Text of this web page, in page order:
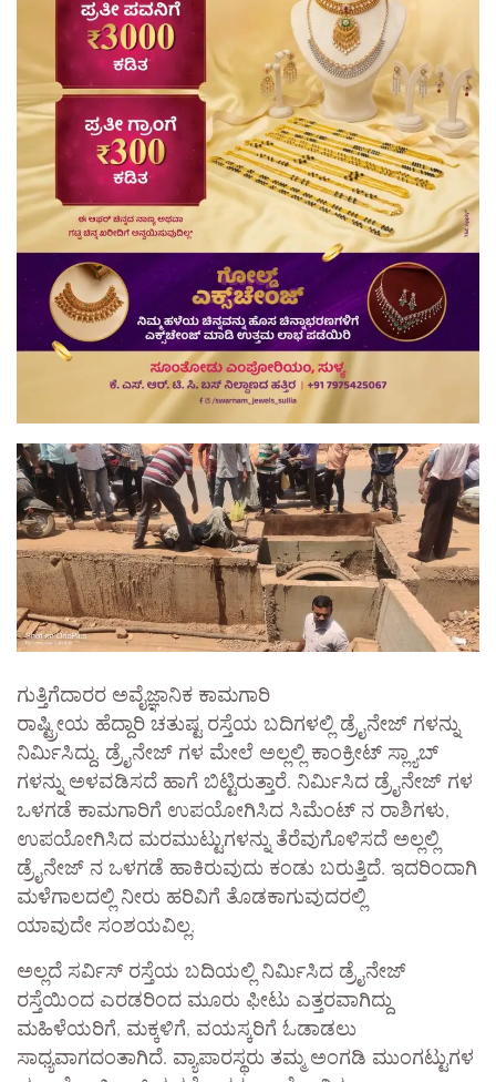
ಗುತ್ತಿಗೆದಾರರ ಅವೈಜ್ಞಾನಿಕ ಕಾಮಗಾರಿ
ರಾಷ್ಟ್ರೀಯ ಹೆದ್ದಾರಿ ಚತುಷ್ಟ ರಸ್ತೆಯ ಬದಿಗಳಲ್ಲಿ ಡ್ರೈನೇಜ್ ಗಳನ್ನು
ನಿರ್ಮಿಸಿದ್ದು. ಡ್ರೈನೇಜ್ ಗಳ ಮೇಲೆ ಅಲ್ಲಲ್ಲಿ ಕಾಂಕ್ರೀಟ್ ಸ್ಲ್ಯಾಬ್
ಗಳನ್ನು ಅಳವಡಿಸದೆ ಹಾಗೆ ಬಿಟ್ಟಿರುತ್ತಾರೆ. ನಿರ್ಮಿಸಿದ ಡ್ರೈನೇಜ್ ಗಳ
ಒಳಗಡೆ ಕಾಮಗಾರಿಗೆ ಉಪಯೋಗಿಸಿದ ಸಿಮೆಂಟ್ ನ ರಾಶಿಗಳು,
ಉಪಯೋಗಿಸಿದ ಮರಮುಟ್ಟುಗಳನ್ನು ತೆರೆವುಗೊಳಿಸದೆ ಅಲ್ಲಲ್ಲಿ
ಡ್ರೈನೇಜ್ ನ ಒಳಗಡೆ ಹಾಕಿರುವುದು ಕಂಡು ಬರುತ್ತಿದೆ. ಇದರಿಂದಾಗಿ
ಮಳೆಗಾಲದಲ್ಲಿ ನೀರು ಹರಿವಿಗೆ ತೊಡಕಾಗುವುದರಲ್ಲಿ
ಯಾವುದೇ ಸಂಶಯವಿಲ್ಲ.
ಅಲ್ಲದೆ ಸರ್ವಿಸ್ ರಸ್ತೆಯ ಬದಿಯಲ್ಲಿ ನಿರ್ಮಿಸಿದ ಡ್ರೈನೇಜ್
ರಸ್ತೆಯಿಂದ ಎರಡರಿಂದ ಮೂರು ಫೀಟು ಎತ್ತರವಾಗಿದ್ದು
ಮಹಿಳೆಯರಿಗೆ, ಮಕ್ಕಳಿಗೆ, ವಯಸ್ಕರಿಗೆ ಓಡಾಡಲು
ಸಾಧ್ಯವಾಗದಂತಾಗಿದೆ. ವ್ಯಾಪಾರಸ್ಥರು ತಮ್ಮ ಅಂಗಡಿ ಮುಂಗಟ್ಟುಗಳ